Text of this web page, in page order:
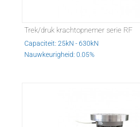
Trek/druk krachtopnemer serie RF
Capaciteit: 25kN - 630kN
Nauwkeurigheid: 0.05%